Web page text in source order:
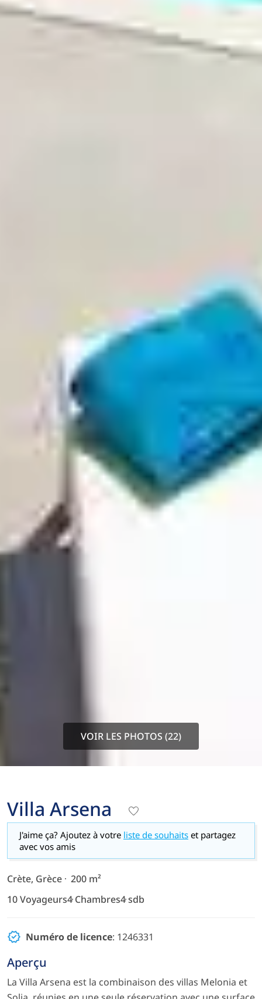
VOIR LES PHOTOS (22)
Villa Arsena
J'aime ça? Ajoutez à votre liste de souhaits et partagez
avec vos amis
Crète, Grèce
200 m²
10 Voyageurs4 Chambres4 sdb
Numéro de licence: 1246331
Aperçu
La Villa Arsena est la combinaison des villas Melonia et